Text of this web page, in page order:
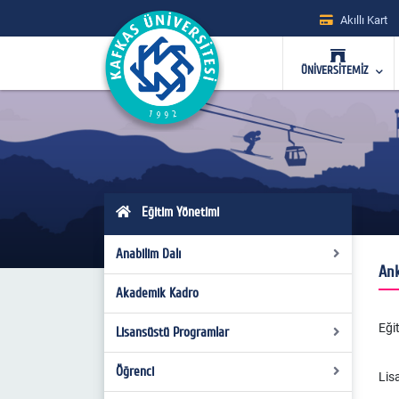
Akıllı Kart
ÜNİVERSİTEMİZ
Eğitim Yönetimi
Anabilim Dalı
Hakkımızda
Tarihçe
Misyon
Akademik Kadro
Lisansüstü Programlar
Yüksek Lisans Programı
Öğrenci